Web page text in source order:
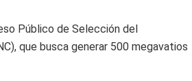
Público de Selección del
que busca generar 500 megavatios